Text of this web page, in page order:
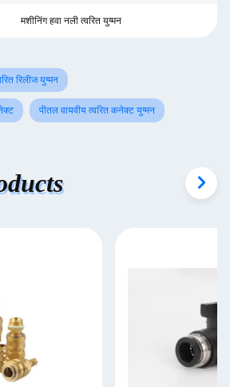
मशीनिंग हवा नली त्वरित युग्मन
रिलीज युग्मन
पीतल वायवीय त्वरित कनेक्ट युग्मन